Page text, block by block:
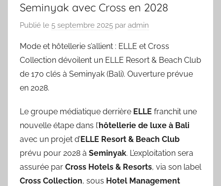
Seminyak avec Cross en 2028
Publié le 5 septembre 2025 par admin
Mode et hôtellerie s’allient : ELLE et Cross
Collection dévoilent un ELLE Resort & Beach Club
de 170 clés à Seminyak (Bali). Ouverture prévue
en 2028.
Le groupe médiatique derrière ELLE franchit une
nouvelle étape dans l’hôtellerie de luxe à Bali
avec un projet d’ELLE Resort & Beach Club
prévu pour 2028 à Seminyak. L’exploitation sera
assurée par Cross Hotels & Resorts, via son label
Cross Collection, sous Hotel Management